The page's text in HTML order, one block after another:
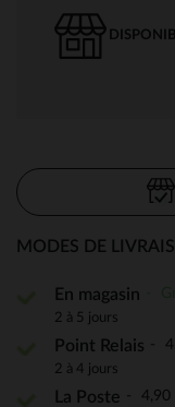
MODES DE
En magasin
2 à 5 jours
Point Relais
2 à 4 jours
La Poste 4,90